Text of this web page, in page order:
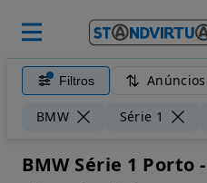
Filtros
BMW Série 1
BMW Série 1 Porto